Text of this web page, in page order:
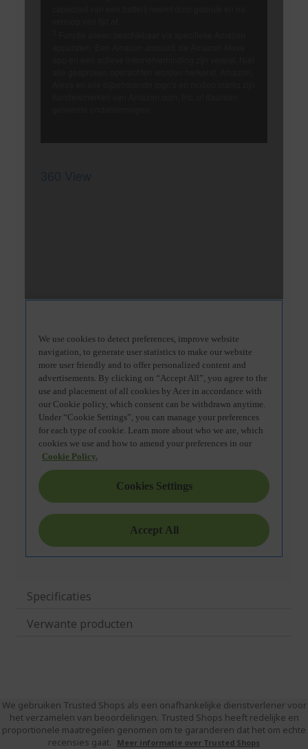
Specificaties
Verwante producten
We gebruiken Trusted Shops als een onafhankelijke dienstverlener voor
het verzamelen van beoordelingen. Trusted Shops heeft redelijke en
proportionele maatregelen genomen om te garanderen dat het om echte
recensies gaat.
Meer informatie over Trusted Shops